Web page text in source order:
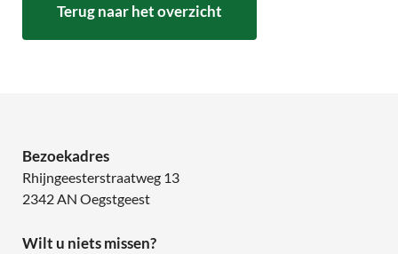
Terug naar het overzicht
Bezoekadres
Rhijngeesterstraatweg 13
2342 AN Oegstgeest
Wilt u niets missen?